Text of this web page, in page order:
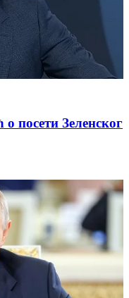
посети Зеленског